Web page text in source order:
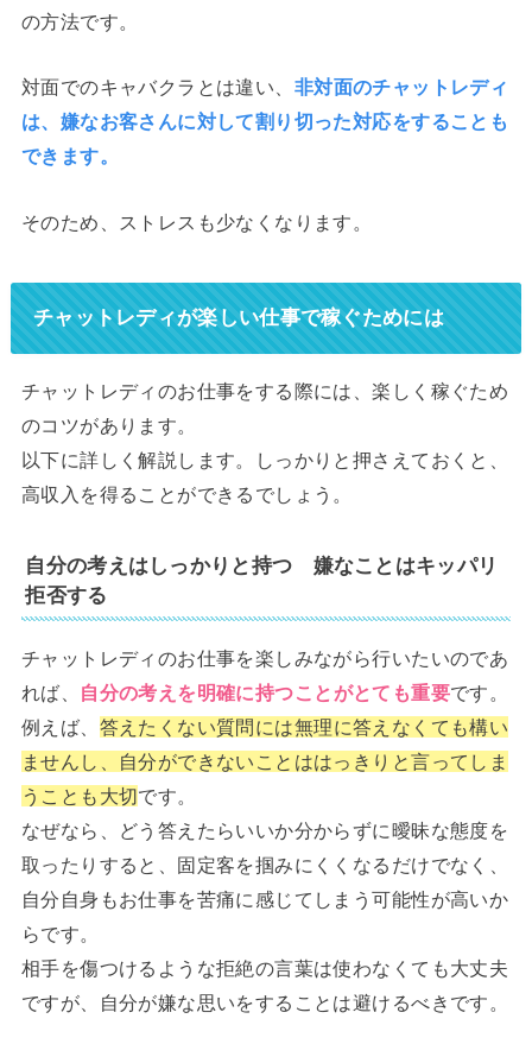
の方法です。
対面でのキャバクラとは違い、 非対面のチャットレディ
は、嫌なお客さんに対して割り切った対応をすることも
できます。
そのため、ストレスも少なくなります。
チャットレディが楽しい仕事で稼ぐためには
チャットレディのお仕事をする際には、楽しく稼ぐため
のコツがあります。
以下に詳しく解説します。しっかりと押さえておくと、
高収入を得ることができるでしょう。
自分の考えはしっかりと持つ 嫌なことはキッパリ
拒否する
チャットレディのお仕事を楽しみながら行いたいのであ
れば、
自分の考えを明確に持つことがとても重要です。
例えば、 答えたくない質問には無理に答えなくても構い
ませんし、自分ができないことははっきりと言ってしま
うことも大切です。
なぜなら、どう答えたらいいか分からずに曖昧な態度を
取ったりすると、固定客を掴みにくくなるだけでなく、
自分自身もお仕事を苦痛に感じてしまう可能性が高いか
らです。
相手を傷つけるような拒絶の言葉は使わなくても大丈夫
ですが、自分が嫌な思いをすることは避けるべきです。